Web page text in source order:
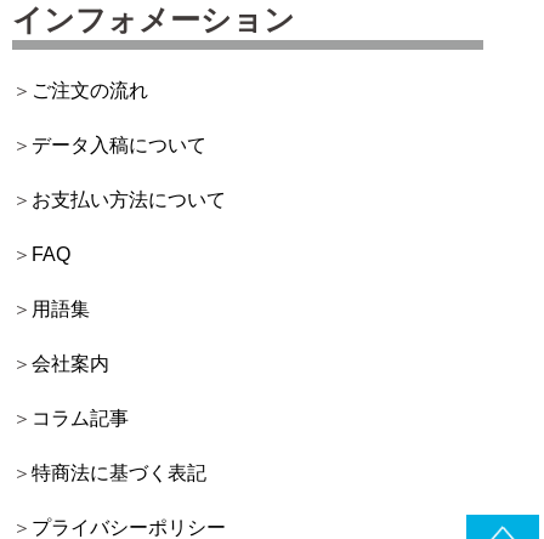
インフォメーション
ご注文の流れ
データ入稿について
お支払い方法について
FAQ
用語集
会社案内
コラム記事
特商法に基づく表記
プライバシーポリシー